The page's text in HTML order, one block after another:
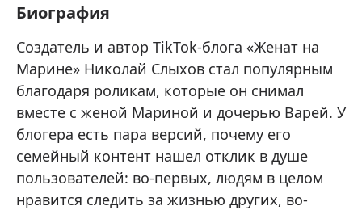
Биография
Создатель и автор TikTok-блога «Женат на
Марине» Николай Слыхов стал популярным
благодаря роликам, которые он снимал
вместе с женой Мариной и дочерью Варей. У
блогера есть пара версий, почему его
семейный контент нашел отклик в душе
пользователей: во-первых, людям в целом
нравится следить за жизнью других, во-